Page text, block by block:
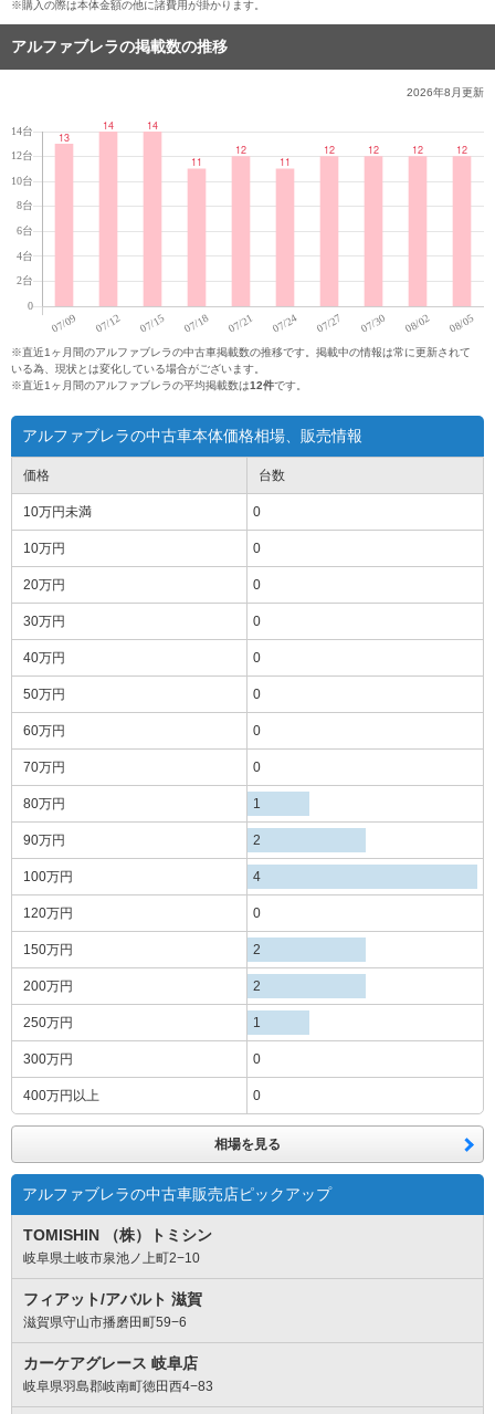
※購入の際は本体金額の他に諸費用が掛かります。
アルファブレラの掲載数の推移
2026年8月更新
※直近1ヶ月間のアルファブレラの中古車掲載数の推移です。掲載中の情報は常に更新されて
いる為、現状とは変化している場合がございます。
※直近1ヶ月間のアルファブレラの平均掲載数は12件です。
アルファブレラの中古車本体価格相場、販売情報
価格
10万円未満
10万円
20万円
30万円
40万円
50万円
60万円
70万円
80万円
90万円
100万円
120万円
150万円
200万円
250万円
300万円
400万円 以上
台数
0
0
0
0
0
0
0
0
1
2
4
0
2
2
1
0
0
相場を見る
アルファブレラの中古車販売店ピックアップ
TOMISHIN （株）トミシン
岐阜県土岐市泉池ノ上町2−10
フィアット/アバルト 滋賀
滋賀県守山市播磨田町59−6
カーケアグレース 岐阜店
岐阜県羽島郡岐南町徳田西4−83